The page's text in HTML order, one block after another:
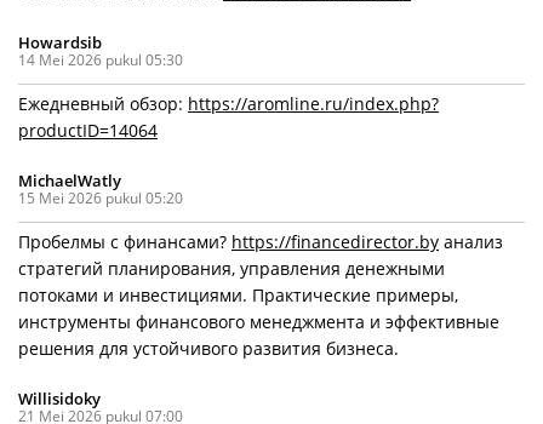
Howardsib
14 Mei 2026 pukul 05:30
Ежедневный обзор: https://aromline.ru/index.php?
productID=14064
MichaelWatly
15 Mei 2026 pukul 05:20
Пробелмы с финансами? https://financedirector.by анализ
стратегий планирования, управления денежными
потоками и инвестициями. Практические примеры,
инструменты финансового менеджмента и эффективные
решения для устойчивого развития бизнеса.
Willisidoky
21 Mei 2026 pukul 07:00